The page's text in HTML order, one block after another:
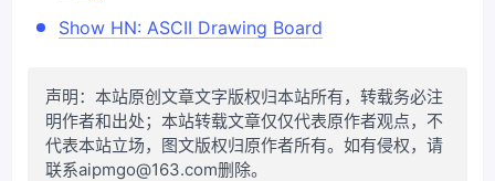
Show HN: ASCII Drawing Board
声明：本站原创文章文字版权归本站所有，转载务必注
明作者和出处；本站转载文章仅仅代表原作者观点，不
代表本站立场，图文版权归原作者所有。如有侵权，请
联系aipmgo@163.com删除。